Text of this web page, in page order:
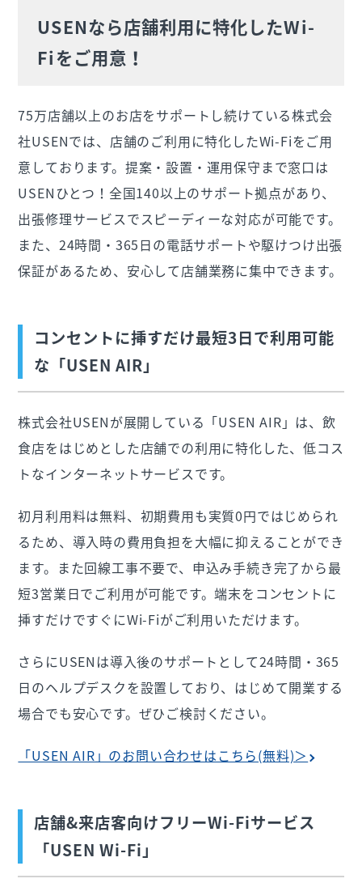
USENなら店舗利用に特化したWi-
Fiをご用意！
75万店舗以上のお店をサポートし続けている株式会
社USENでは、店舗のご利用に特化したWi-Fiをご用
意しております。提案・設置・運用保守まで窓口は
USENひとつ！全国140以上のサポート拠点があり、
出張修理サービスでスピーディーな対応が可能です。
また、24時間・365日の電話サポートや駆けつけ出張
保証があるため、安心して店舗業務に集中できます。
コンセントに挿すだけ最短3日で利用可能
な「USEN AIR」
株式会社USENが展開している「USEN AIR」は、飲
食店をはじめとした店舗での利用に特化した、低コス
トなインターネットサービスです。
初月利用料は無料、初期費用も実質0円ではじめられ
るため、導入時の費用負担を大幅に抑えることができ
ます。また回線工事不要で、申込み手続き完了から最
短3営業日でご利用が可能です。端末をコンセントに
挿すだけですぐにWi-Fiがご利用いただけます。
さらにUSENは導入後のサポートとして24時間・365
日のヘルプデスクを設置しており、はじめて開業する
場合でも安心です。ぜひご検討ください。
「USEN AIR」のお問い合わせはこちら(無料)＞
店舗&来店客向けフリーWi-Fiサービス
「USEN Wi-Fi」